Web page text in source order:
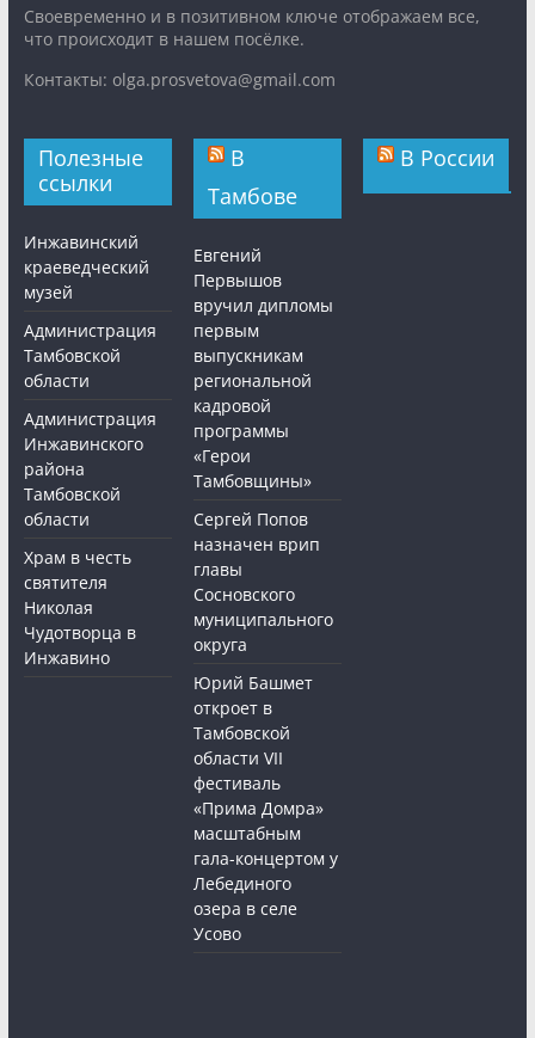
Cвоевременно и в позитивном ключе отображаем все,
что происходит в нашем посёлке.
Контакты: olga.prosvetova@gmail.com
Полезные
ссылки
Инжавинский
краеведческий
музей
Администрация
Тамбовской
области
Администрация
Инжавинского
района
Тамбовской
области
Храм в честь
святителя
Николая
Чудотворца в
Инжавино
В
Тамбове
Евгений
Первышов
вручил дипломы
первым
выпускникам
региональной
кадровой
программы
«Герои
Тамбовщины»
Сергей Попов
назначен врип
главы
Сосновского
муниципального
округа
Юрий Башмет
откроет в
Тамбовской
области VII
фестиваль
«Прима Домра»
масштабным
гала-концертом у
Лебединого
озера в селе
Усово
В России